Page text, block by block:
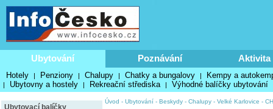
Ubytování Poznávání Aktivita
Hotely | Penziony | Chalupy | Chatky a bungalovy | Kempy a
| Ubytovny a hostely | Rekreační střediska | Výhodné balíčky ubytování
Ubytovací balíčky
Úvod - Ubytování - Beskydy - Chalupy - Velké Karlovice -